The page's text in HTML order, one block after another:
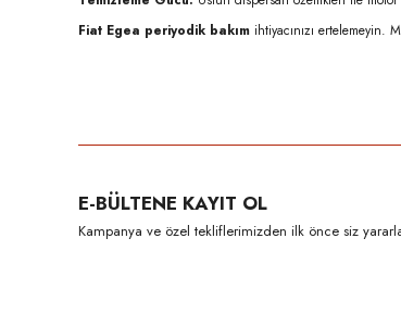
Fiat Egea periyodik bakım ihtiyacınızı ertelemeyin.
Ürün açıklamasında eksik bilgiler bulunuyor.
Ürün bilgilerinde hatalar bulunuyor.
E-BÜLTENE KAYIT OL
Kampanya ve özel tekliflerimizden ilk önce siz